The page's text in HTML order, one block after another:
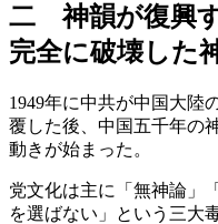
二 神韻が復興
完全に破壊した
1949年に中共が中国大陸
覆した後、中国五千年の
動きが始まった。
党文化は主に「無神論」
を選ばない」という三大